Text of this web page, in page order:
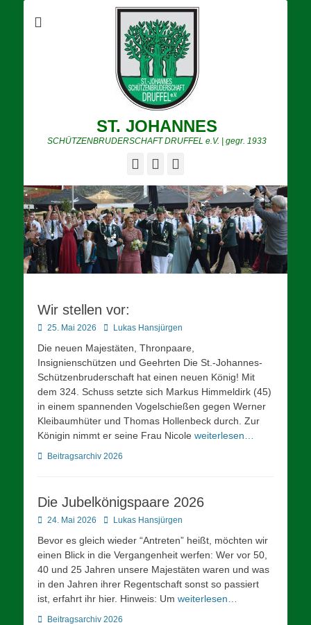
ST. JOHANNES
SCHÜTZENBRUDERSCHAFT DRUFFEL e.V. | gegr. 1933
YouTube
Wir stellen vor:
Posted
25. Mai 2026 AutorLukas Hansjürgen
Die neuen Majestäten, Thronpaare,
Insignienschützen und Geehrten Die St.-Johannes-
Schützenbruderschaft hat einen neuen König! Mit
dem 324. Schuss setzte sich Markus Himmeldirk (45)
in einem spannenden Vogelschießen gegen Werner
Kleibaumhüter und Thomas Hollenbeck durch. Zur
Königin nimmt er seine Frau Nicole weiterlesen…
Kategorien
Beitragsarchiv 2026
Die Jubelkönigspaare 2026
Posted
24. Mai 2026 AutorLukas Hansjürgen
Bevor es gleich wieder “Antreten” heißt, möchten wir
einen Blick in die Vergangenheit werfen: Wer vor 50,
40 und 25 Jahren unsere Majestäten waren und was
in den Jahren ihrer Regentschaft sonst so passiert
ist, erfahrt ihr hier. Hinweis: Um weiterlesen…
Kategorien
Beitragsarchiv 2026